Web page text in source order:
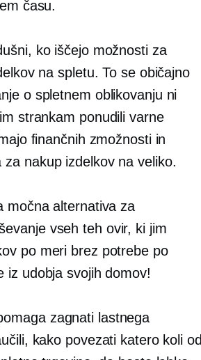
času.
ko iščejo možnosti za
na spletu. To se običajno
o spletnem oblikovanju ni
strankam ponudili varne
finančnih zmožnosti in
nakup izdelkov na veliko.
močna alternativa za
vseh teh ovir, ki jim
po meri brez potrebe po
iz udobja svojih domov!
zagnati lastnega
kako povezati katero koli od